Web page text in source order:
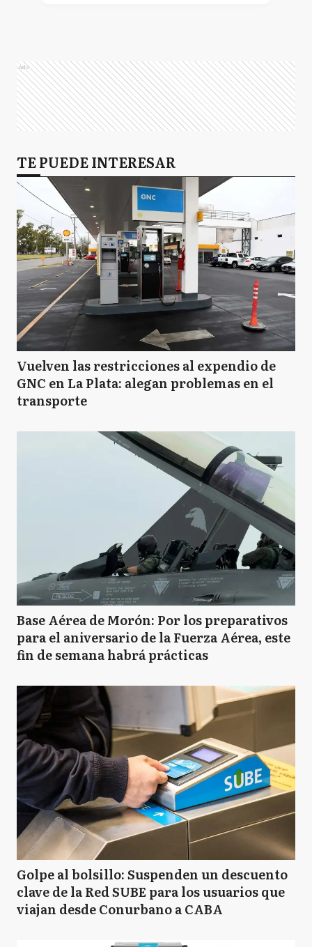
GL Gral. Las Heras
H Hurlingham
I Ituzaingó
JC José C. Paz
L Luján
MA
Marcos Paz
Mercedes
M Merlo
M Moreno
M Morón
N Navarro
P Pilar
SF San Fernando
Ads
TE PUEDE INTERESAR
Vuelven las restricciones al expendio de
GNC en La Plata: alegan problemas en el
transporte
Base Aérea de Morón: Por los preparativos
para el aniversario de la Fuerza Aérea, este
fin de semana habrá prácticas
Golpe al bolsillo: Suspenden un descuento
clave de la Red SUBE para los usuarios que
viajan desde Conurbano a CABA